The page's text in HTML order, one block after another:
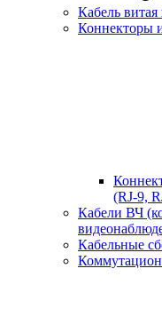
Кабель витая
Коннекторы
(RJ-9,
Кабели ВЧ
Кабельные